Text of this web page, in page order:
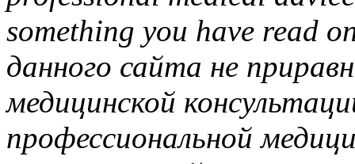
something you have read
данного сайта не
медицинской
профессиональной